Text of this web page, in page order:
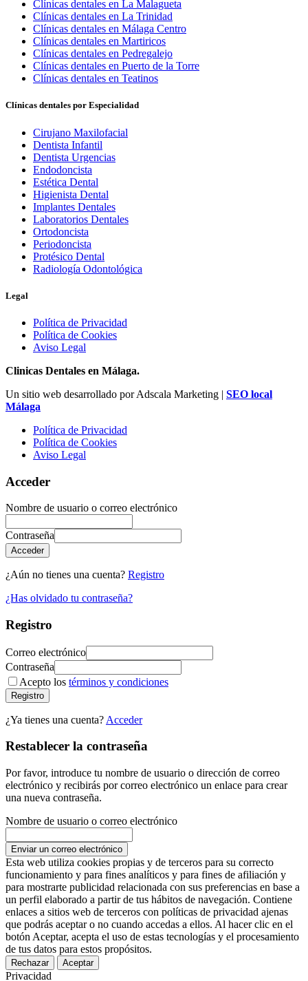
Clínicas dentales en La Malagueta
Clínicas dentales en La Trinidad
Clínicas dentales en Málaga Centro
Clínicas dentales en Martiricos
Clínicas dentales en Pedregalejo
Clínicas dentales en Puerto de la Torre
Clínicas dentales en Teatinos
Clínicas dentales por Especialidad
Cirujano Maxilofacial
Dentista Infantil
Dentista Urgencias
Endodoncista
Estética Dental
Higienista Dental
Implantes Dentales
Laboratorios Dentales
Ortodoncista
Periodoncista
Protésico Dental
Radiología Odontológica
Legal
Política de Privacidad
Política de Cookies
Aviso Legal
Clinicas Dentales en Málaga.
Un sitio web desarrollado por Adscala Marketing | SEO local
Málaga
Política de Privacidad
Política de Cookies
Aviso Legal
Acceder
Nombre de usuario o correo electrónico
Contraseña
Acceder
¿Aún no tienes una cuenta? Registro
¿Has olvidado tu contraseña?
Registro
Correo electrónico
Contraseña
Acepto los términos y condiciones
Registro
¿Ya tienes una cuenta? Acceder
Restablecer la contraseña
Por favor, introduce tu nombre de usuario o dirección de correo
electrónico y recibirás por correo electrónico un enlace para crear
una nueva contraseña.
Nombre de usuario o correo electrónico
Enviar un correo electrónico
Esta web utiliza cookies propias y de terceros para su correcto
funcionamiento y para fines analíticos y para fines de afiliación y
para mostrarte publicidad relacionada con sus preferencias en base a
un perfil elaborado a partir de tus hábitos de navegación. Contiene
enlaces a sitios web de terceros con políticas de privacidad ajenas
que podrás aceptar o no cuando accedas a ellos. Al hacer clic en el
botón Aceptar, acepta el uso de estas tecnologías y el procesamiento
de tus datos para estos propósitos.
Rechazar Aceptar
Privacidad